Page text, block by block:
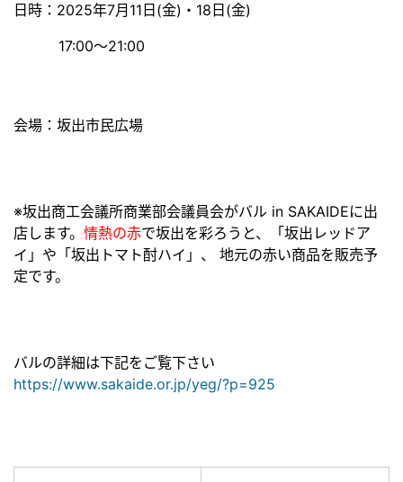
日時：2025年7月11日(金)・18日(金)
17:00〜21:00
会場：坂出市民広場
※坂出商工会議所商業部会議員会がバル in SAKAIDEに出
店します。 情熱の赤で坂出を彩ろうと、「坂出レッドア
イ」や「坂出トマト酎ハイ」、 地元の赤い商品を販売予
定です。
バルの詳細は下記をご覧下さい
https://www.sakaide.or.jp/yeg/?p=925